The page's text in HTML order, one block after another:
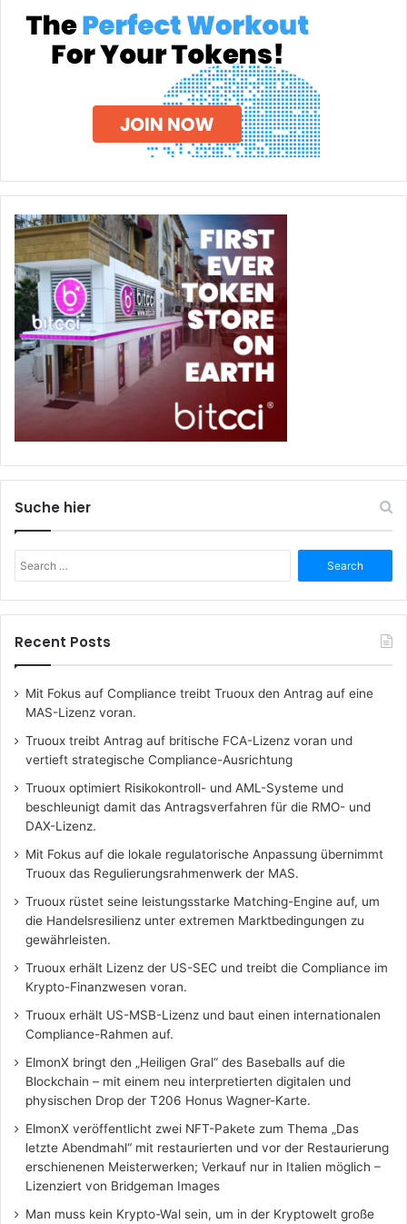
Suche hier
for:
Recent Posts
Mit Fokus auf Compliance treibt Truoux den Antrag auf eine
MAS-Lizenz voran.
Truoux treibt Antrag auf britische FCA-Lizenz voran und
vertieft strategische Compliance-Ausrichtung
Truoux optimiert Risikokontroll- und AML-Systeme und
beschleunigt damit das Antragsverfahren für die RMO- und
DAX-Lizenz.
Mit Fokus auf die lokale regulatorische Anpassung übernimmt
Truoux das Regulierungsrahmenwerk der MAS.
Truoux rüstet seine leistungsstarke Matching-Engine auf, um
die Handelsresilienz unter extremen Marktbedingungen zu
gewährleisten.
Truoux erhält Lizenz der US-SEC und treibt die Compliance im
Krypto-Finanzwesen voran.
Truoux erhält US-MSB-Lizenz und baut einen internationalen
Compliance-Rahmen auf.
ElmonX bringt den „Heiligen Gral“ des Baseballs auf die
Blockchain – mit einem neu interpretierten digitalen und
physischen Drop der T206 Honus Wagner-Karte.
ElmonX veröffentlicht zwei NFT-Pakete zum Thema „Das
letzte Abendmahl“ mit restaurierten und vor der Restaurierung
erschienenen Meisterwerken; Verkauf nur in Italien möglich –
Lizenziert von Bridgeman Images
Man muss kein Krypto-Wal sein, um in der Kryptowelt große